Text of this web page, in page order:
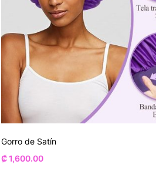
Gorro de Satín
₡1,600.00